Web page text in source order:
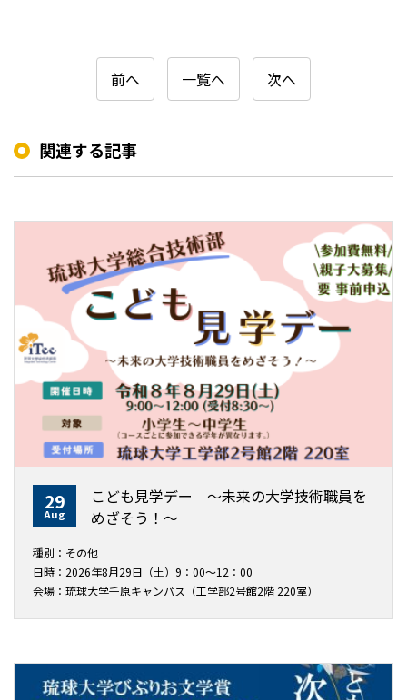
前へ 一覧へ 次へ
関連する記事
29
Aug
こども見学デー ～未来の大学技術職員を
めざそう！〜
種別：その他
日時：2026年8月29日（土）9：00～12：00
会場：琉球大学千原キャンパス（工学部2号館2階 220室）